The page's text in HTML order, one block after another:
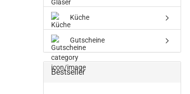
Küche
Gutscheine
Bestseller